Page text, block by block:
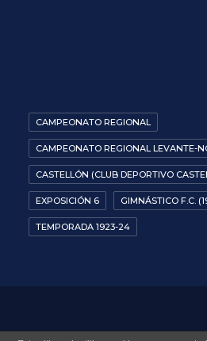
CAMPEONATO REGIONAL
CAMPEONATO REGIONAL LEVANTE-
CASTELLÓN (CLUB DEPORTIVO
EXPOSICIÓN 6 GIMNÁSTICO F.C.
TEMPORADA 1923-24